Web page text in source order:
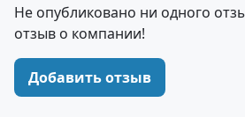
Не опубликовано ни одного
отзыв о компании!
Добавить отзыв